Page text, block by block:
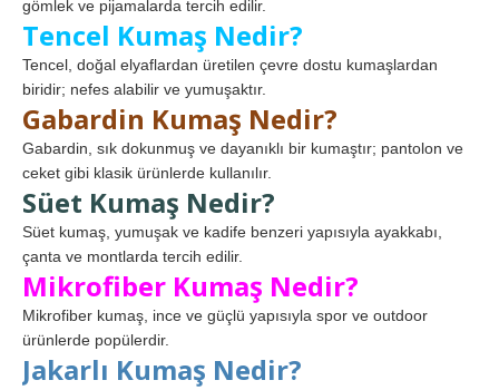
gömlek ve pijamalarda tercih edilir.
Tencel Kumaş Nedir?
Tencel, doğal elyaflardan üretilen çevre dostu kumaşlardan
biridir; nefes alabilir ve yumuşaktır.
Gabardin Kumaş Nedir?
Gabardin, sık dokunmuş ve dayanıklı bir kumaştır; pantolon ve
ceket gibi klasik ürünlerde kullanılır.
Süet Kumaş Nedir?
Süet kumaş, yumuşak ve kadife benzeri yapısıyla ayakkabı,
çanta ve montlarda tercih edilir.
Mikrofiber Kumaş Nedir?
Mikrofiber kumaş, ince ve güçlü yapısıyla spor ve outdoor
ürünlerde popülerdir.
Jakarlı Kumaş Nedir?